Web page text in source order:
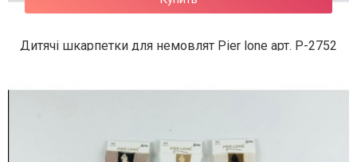
Дитячі шкарпетки для немовлят Pier lone арт. P-2752
62 грн.